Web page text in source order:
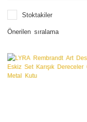
Stoktakiler